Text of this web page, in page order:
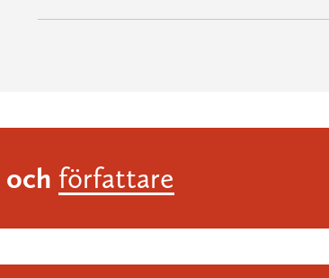
och författare